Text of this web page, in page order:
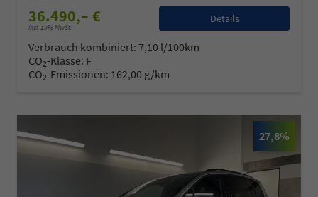
36.490,– €
incl. 19% MwSt.
Details
Verbrauch kombiniert: 7,10 l/100km
CO2-Klasse: F
CO2-Emissionen: 162,00 g/km
27,8%